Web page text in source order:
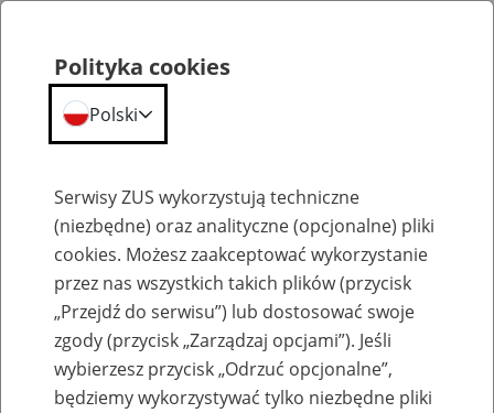
Konferencja naukowa „Obywatele Ukrainy w polskim systemie ubezpieczeń
Polityka cookies
Polski
Serwisy ZUS wykorzystują techniczne
(niezbędne) oraz analityczne (opcjonalne) pliki
cookies. Możesz zaakceptować wykorzystanie
przez nas wszystkich takich plików (przycisk
„Przejdź do serwisu”) lub dostosować swoje
zgody (przycisk „Zarządzaj opcjami”). Jeśli
wybierzesz przycisk „Odrzuć opcjonalne”,
będziemy wykorzystywać tylko niezbędne pliki